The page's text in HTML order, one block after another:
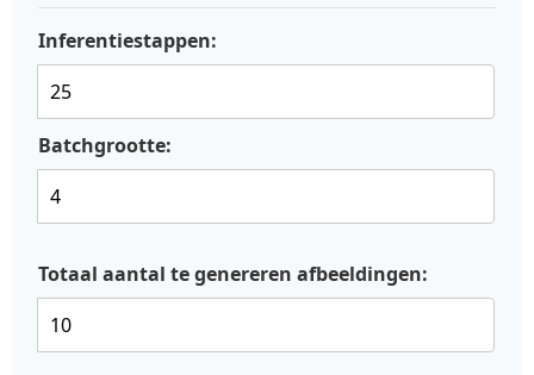
Inferentiestappen:
Batchgrootte:
Totaal aantal te genereren afbeeldingen: